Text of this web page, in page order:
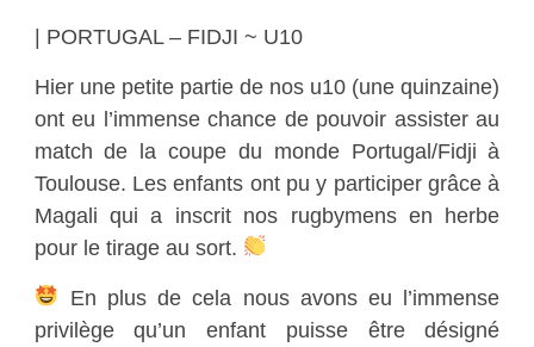
| PORTUGAL – FIDJI ~ U10
Hier une petite partie de nos u10 (une quinzaine)
ont eu l’immense chance de pouvoir assister au
match de la coupe du monde Portugal/Fidji à
Toulouse. Les enfants ont pu y participer grâce à
Magali qui a inscrit nos rugbymens en herbe
pour le tirage au sort.
En plus de cela nous avons eu l’immense
privilège qu’un enfant puisse être désigné